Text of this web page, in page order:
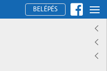
BELÉPÉS